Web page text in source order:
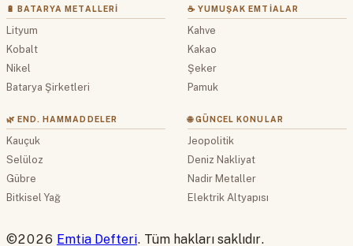
🔋 BATARYA METALLERI
Lityum
Kobalt
Nikel
Batarya Şirketleri
☕ YUMUŞAK EMTIALAR
Kahve
Kakao
Şeker
Pamuk
🌿 END. HAMMADDELER
Kauçuk
Selüloz
Gübre
Bitkisel Yağ
🌐 GÜNCEL KONULAR
Jeopolitik
Deniz Nakliyat
Nadir Metaller
Elektrik Altyapısı
©2026 Emtia Defteri. Tüm hakları saklıdır.